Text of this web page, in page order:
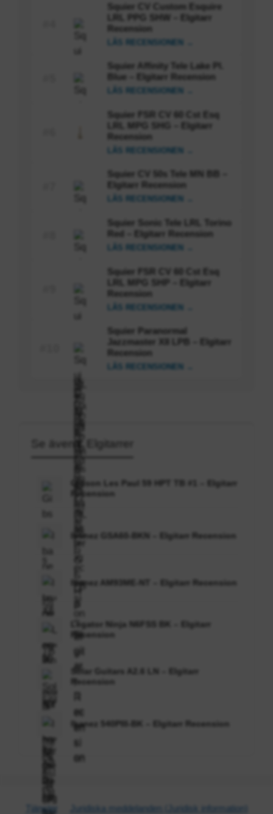
Squier CV Custom Esquire
LRL PPG SHW – Elgitarr
Recension
LÄS RECENSIONEN →
Squier Affinity Tele Lake Pl.
Blue – Elgitarr Recension
Squier FSR CV 60 Cst Esq
LRL MPG SHG – Elgitarr
Recension
LÄS RECENSIONEN →
Squier CV 50s Tele MN BB –
Elgitarr Recension
Squier Sonic Tele LRL Torino
Red – Elgitarr Recension
Squier FSR CV 60 Cst Esq
LRL MPG SHP – Elgitarr
Recension
LÄS RECENSIONEN →
Squier Paranormal
Jazzmaster XII LPB – Elgitarr
Recension
LÄS RECENSIONEN →
Se även i: Elgitarrer
Gibson Les Paul 59 HPT TB #1 – Elgitarr
Recension
Ibanez GSA60-BKN – Elgitarr Recension
Ibanez AM93ME-NT – Elgitarr Recension
Legator Ninja N6FSS BK – Elgitarr
Recension
Solar Guitars A2.6 LN – Elgitarr
Recension
Ibanez 540PIII-BK – Elgitarr Recension
Tjänster
Juridiska meddelanden (Juridisk information)